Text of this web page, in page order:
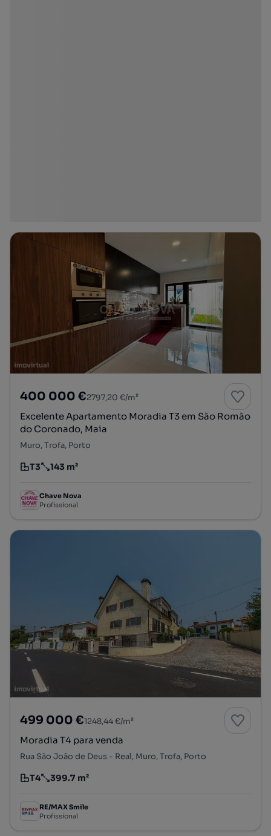
400 000 €2797,20 €/m²
Excelente Apartamento Moradia T3 em São Romão
do Coronado, Maia
Muro, Trofa, Porto
Tipologia
T3
Preço por metro quadrado
143 m²
Chave Nova
Profissional
499 000 €1248,44 €/m²
Moradia T4 para venda
Rua São João de Deus - Real, Muro, Trofa, Porto
Tipologia
T4
Preço por metro quadrado
399.7 m²
RE/MAX Smile
Profissional